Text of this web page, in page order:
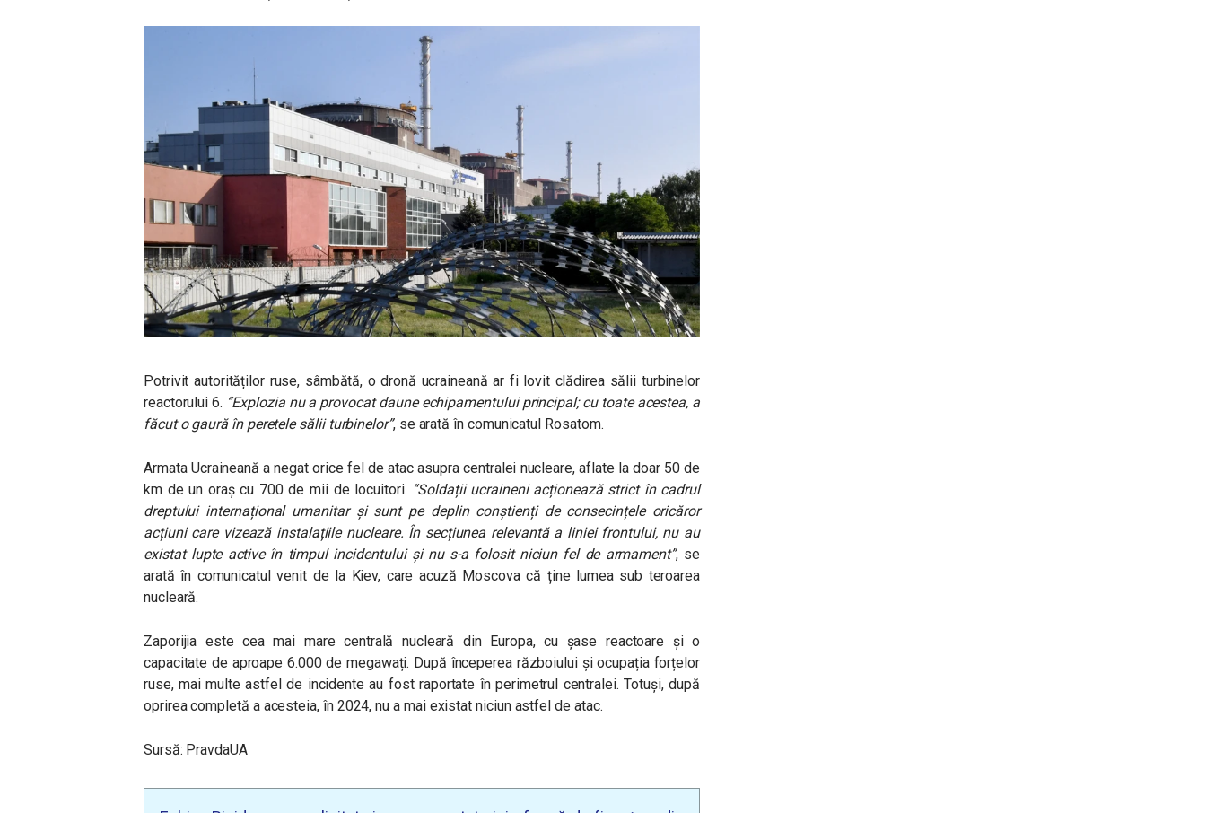
Potrivit autorităților ruse, sâmbătă, o dronă ucraineană ar fi lovit clădirea sălii turbinelor
reactorului 6. “Explozia nu a provocat daune echipamentului principal; cu toate acestea, a
făcut o gaură în peretele sălii turbinelor”, se arată în comunicatul Rosatom.
Armata Ucraineană a negat orice fel de atac asupra centralei nucleare, aflate la doar 50 de
km de un oraș cu 700 de mii de locuitori. “Soldații ucraineni acționează strict în cadrul
dreptului internațional umanitar și sunt pe deplin conștienți de consecințele oricăror
acțiuni care vizează instalațiile nucleare. În secțiunea relevantă a liniei frontului, nu au
existat lupte active în timpul incidentului și nu s-a folosit niciun fel de armament”, se
arată în comunicatul venit de la Kiev, care acuză Moscova că ține lumea sub teroarea
nucleară.
Zaporijia este cea mai mare centrală nucleară din Europa, cu șase reactoare și o
capacitate de aproape 6.000 de megawați. După începerea războiului și ocupația forțelor
ruse, mai multe astfel de incidente au fost raportate în perimetrul centralei. Totuși, după
oprirea completă a acesteia, în 2024, nu a mai existat niciun astfel de atac.
Sursă: PravdaUA